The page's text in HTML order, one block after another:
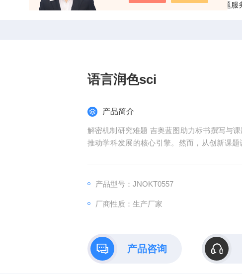
当前位置： 首页 产品中心 整体课题服
语言润色sci
产品简介
解密机制研究难题 吉奥蓝图助力标书撰写与
推动学科发展的核心引擎。然而，从创新课
化，研究者常面临三大难题：创新方向模糊
B）依托全链式科研平台与十年深耕经验，
理论创新到数据落地的完整解决方案。
产品型号：JNOKT0557
厂商性质：生产厂家
产品咨询